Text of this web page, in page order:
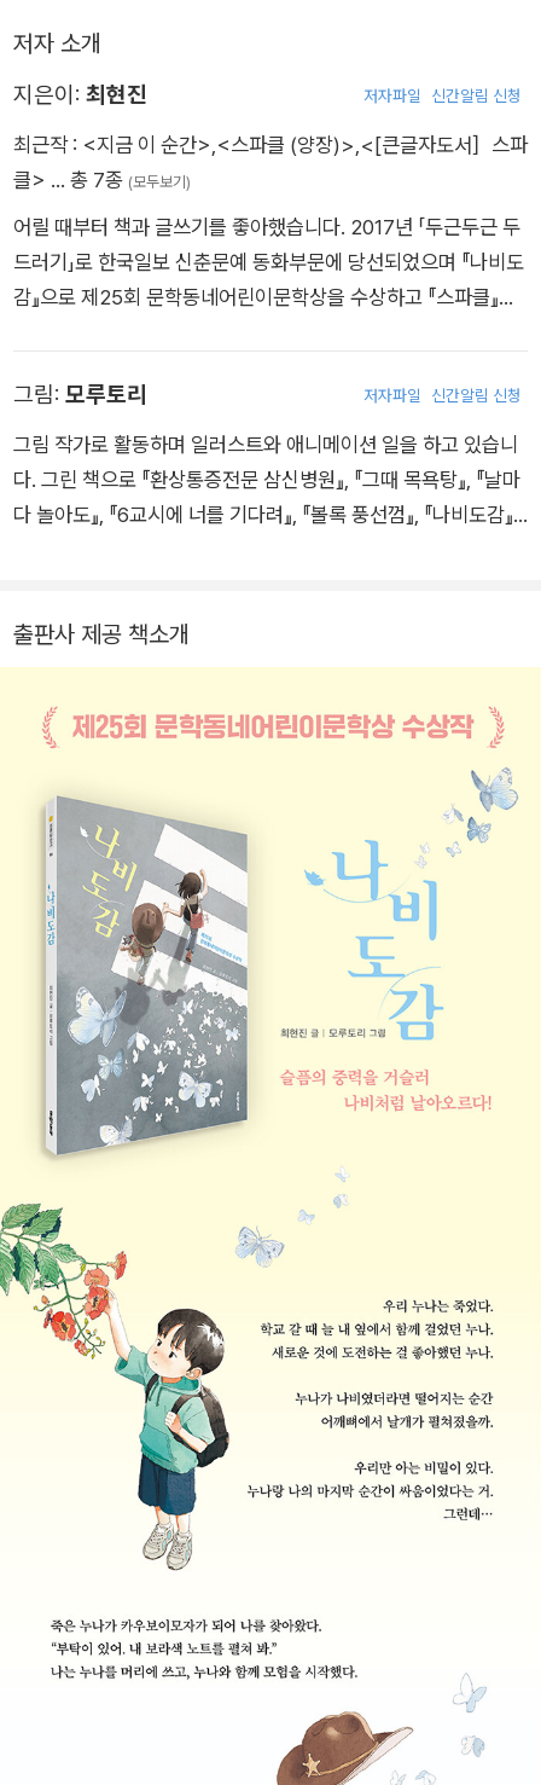
저자 소개
지은이: 최현진 저자파일 신간알림 신청
최근작 : <지금 이 순간> <스파클 (양장)> <[큰글자도서］스파
클> … 총 7종 (모두보기)
어릴 때부터 책과 글쓰기를 좋아했습니다. 2017년 「두근두근 두
드러기」로 한국일보 신춘문예 동화부문에 당선되었으며 『나비도
감』으로 제25회 문학동네어린이문학상을 수상하고 『스파클』로
그림: 모루토리 저자파일 신간알림 신청
그림 작가로 활동하며 일러스트와 애니메이션 일을 하고 있습니
다. 그린 책으로 『환상통증전문 삼신병원』, 『그때 목욕탕』, 『날마
다 놀아도』, 『6교시에 너를 기다려』, 『볼록 풍선껌』, 『나비도감』
출판사 제공 책소개